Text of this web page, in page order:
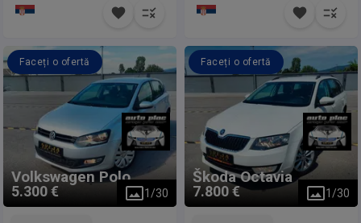
Volkswagen Polo
5.300 €
Faceți o ofertă
1 /30
Škoda Octavia
7.800 €
Faceți o ofertă
1 /30